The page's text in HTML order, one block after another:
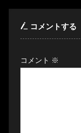
コメントする
コメント ※